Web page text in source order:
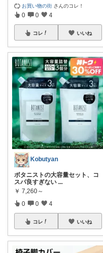
お買い物の街 さんのコレ！
0 0 4
コレ いいね
Kobutyan
ボタニストの大容量セット、コ
スパ良すぎない ...
￥ 7,260～
0 0 4
コレ いいね